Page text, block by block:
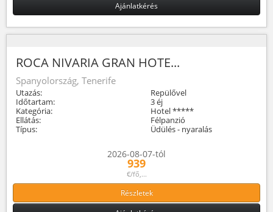
Ajánlatkérés
ROCA NIVARIA GRAN HOTE...
Spanyolország, Tenerife
Utazás:
Repülővel
Időtartam:
3 éj
Kategória:
Hotel *****
Ellátás:
Félpanzió
Típus:
Üdülés - nyaralás
2026-08-07-tól
939
€/fő,...
Részletek